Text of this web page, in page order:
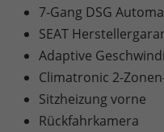
7-Gang DSG
SEAT
Adaptive
Climatronic 2-
Sitzheizung vorne
Rückfahrkamera